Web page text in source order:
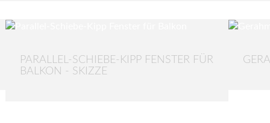
PARALLEL-SCHIEBE-KIPP FENSTER FÜR
BALKON - SKIZZE